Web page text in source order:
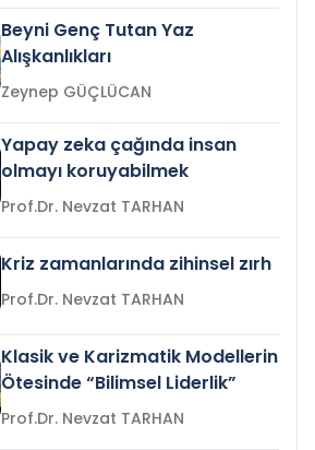
Beyni Genç Tutan Yaz
Alışkanlıkları
Zeynep GÜÇLÜCAN
Yapay zeka çağında insan
olmayı koruyabilmek
Prof.Dr. Nevzat TARHAN
Kriz zamanlarında zihinsel zırh
Prof.Dr. Nevzat TARHAN
Klasik ve Karizmatik Modellerin
Ötesinde “Bilimsel Liderlik”
Prof.Dr. Nevzat TARHAN